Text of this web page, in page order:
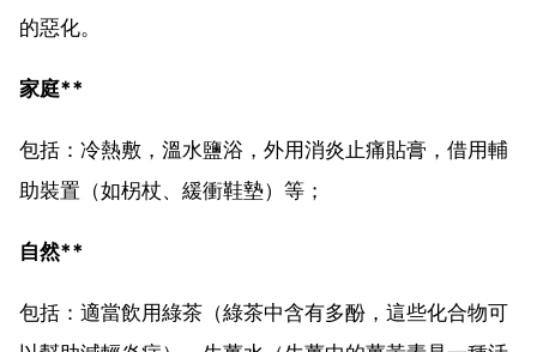
的惡化。
家庭**
包括：冷熱敷，溫水鹽浴，外用消炎止痛貼膏，借用輔
助裝置（如柺杖、緩衝鞋墊）等；
自然**
包括：適當飲用綠茶（綠茶中含有多酚，這些化合物可